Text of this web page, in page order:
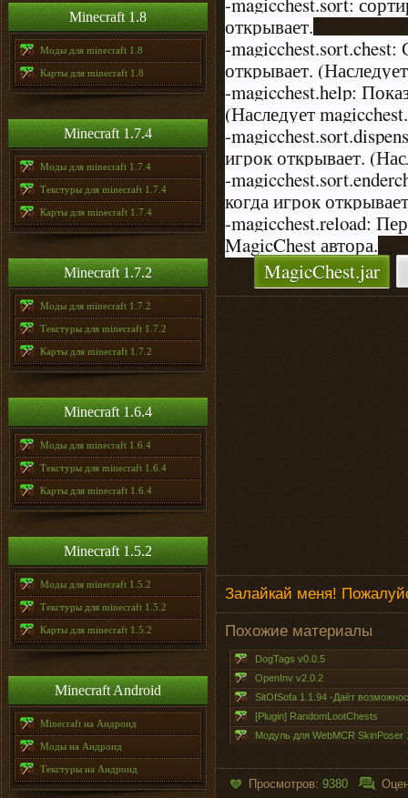
Minecraft 1.8
Моды для minecraft 1.8
Карты для minecraft 1.8
Minecraft 1.7.4
Моды для minecraft 1.7.4
Текстуры для minecraft 1.7.4
Карты для minecraft 1.7.4
Minecraft 1.7.2
Моды для minecraft 1.7.2
Текстуры для minecraft 1.7.2
Карты для minecraft 1.7.2
Minecraft 1.6.4
Моды для minecraft 1.6.4
Текстуры для minecraft 1.6.4
Карты для minecraft 1.6.4
Minecraft 1.5.2
Моды для minecraft 1.5.2
Текстуры для minecraft 1.5.2
Карты для minecraft 1.5.2
Minecraft Android
Minecraft на Андроид
Моды на Андроид
Текстуры на Андроид
открывает.
-magicchest.sort.chest:
открывает.
-magicchest.help:
(Наследует
-
игрок открывает.
-
когда игрок
-magicchest.reload:
MagicChest автора.
MagicChest.jar
Залайкай меня!
Похожие материалы
DogTags v0.0.5
OpenInv v2.0.2
SitOfSofa 1.1.94 -Даёт
[Plugin] RandomLootChests
Модуль для WebMCR SkinPoser
Просмотров: 9380